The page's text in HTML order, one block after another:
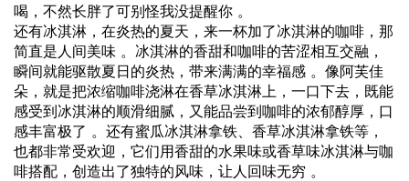
喝，不然长胖了可别怪我没提醒你 。
还有冰淇淋，在炎热的夏天，来一杯加了冰淇淋的咖啡，那
简直是人间美味 。冰淇淋的香甜和咖啡的苦涩相互交融，
瞬间就能驱散夏日的炎热，带来满满的幸福感 。像阿芙佳
朵，就是把浓缩咖啡浇淋在香草冰淇淋上，一口下去，既能
感受到冰淇淋的顺滑细腻，又能品尝到咖啡的浓郁醇厚，口
感丰富极了 。还有蜜瓜冰淇淋拿铁、香草冰淇淋拿铁等，
也都非常受欢迎，它们用香甜的水果味或香草味冰淇淋与咖
啡搭配，创造出了独特的风味，让人回味无穷 。